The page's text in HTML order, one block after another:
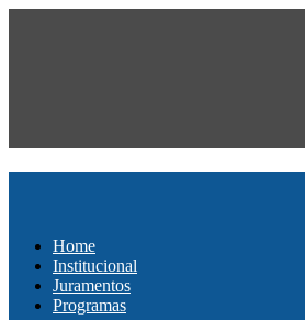
Home
Institucional
Juramentos
Programas